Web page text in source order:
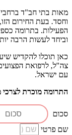
מאות בתי חב"ד
וחסד. בעת החירום
הפעילות. בתרומה
וביחד לעשות הרבה
כאן תוכלו להקדיש
צה"ל, לרפואת
עם ישראל.
התרומה מוכרת לצרכי
סכום
שם פרטי